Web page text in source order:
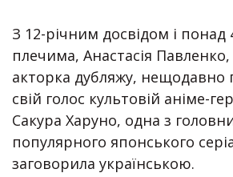
З 12-річним досвідом і понад
плечима, Анастасія
акторка дубляжу, нещодавно
свій голос культовій аніме-
Сакура Харуно, одна з
популярного японського
заговорила українською.